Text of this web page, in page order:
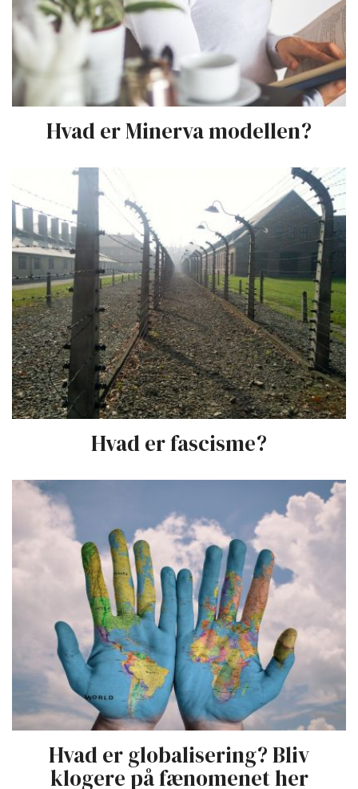
Hvad er Minerva modellen?
Hvad er fascisme?
Hvad er globalisering? Bliv
klogere på fænomenet her